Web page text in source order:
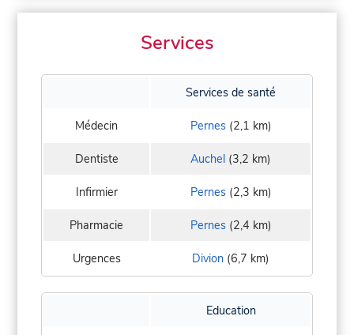
Services
Services de santé
Médecin Pernes(2,1 km)
Dentiste Auchel (3,2 km)
Infirmier Pernes(2,3 km)
Pharmacie Pernes(2,4 km)
Urgences Divion (6,7 km)
Education